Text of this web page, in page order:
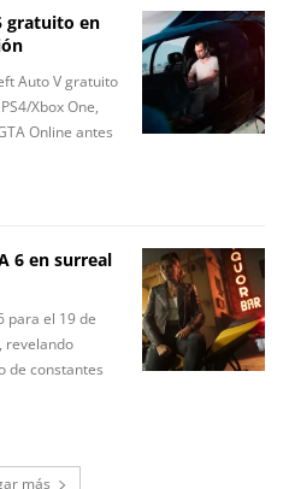
gratuito en
Auto V gratuito
Xbox One,
Online antes
6 en surreal
para el 19 de
revelando
de constantes
más